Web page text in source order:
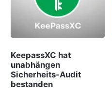
KeepassXC hat
unabhängen
Sicherheits-Audit
bestanden